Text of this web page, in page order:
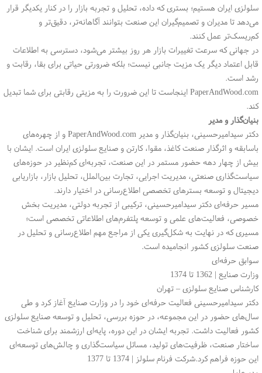
سلولزی ایران هستیم؛ بستری که داده، تحلیل و تجربه بازار را در کنار یکدیگر قرار
می‌دهد تا مدیران و تصمیم‌گیران این صنعت بتوانند آگاهانه‌تر، دقیق‌تر و
کم‌ریسک‌تر عمل کنند.
در جهانی که سرعت تغییرات بازار هر روز بیشتر می‌شود، دسترسی به اطلاعات
قابل اعتماد دیگر یک مزیت جانبی نیست؛ بلکه ضرورتی حیاتی برای بقا، رقابت و
رشد است.
PaperAndWood.com اینجاست تا این ضرورت را به مزیتی رقابتی برای شما تبدیل
کند.
بنیان‌گذار و مدیر
دکتر سیدامیرحسینی، بنیان‌گذار و مدیر PaperAndWood.com و از چهره‌های
باسابقه و اثرگذار صنعت کاغذ، مقوا، کارتن و صنایع سلولزی ایران است. ایشان با
بیش از چهار دهه حضور مستمر در این صنعت، تجربه‌ای کم‌نظیر در حوزه‌های
سیاست‌گذاری صنعتی، مدیریت اجرایی، تجارت بین‌الملل، تحلیل بازار، بازاریابی
دیجیتال و توسعه بسترهای تخصصی اطلاع‌رسانی در اختیار دارند.
مسیر حرفه‌ای دکتر سیدامیرحسینی، ترکیبی از تجربه دولتی، مدیریت بخش
خصوصی، فعالیت‌های علمی و توسعه پلتفرم‌های اطلاعاتی تخصصی است؛
مسیری که در نهایت به شکل‌گیری یکی از مراجع مهم اطلاع‌رسانی و تحلیل در
صنعت سلولزی کشور انجامیده است.
سوابق حرفه‌ای
وزارت صنایع | 1362 تا 1374
کارشناس صنایع سلولزی – تهران
دکتر سیدامیرحسینی فعالیت حرفه‌ای خود را در وزارت صنایع آغاز کرد و طی
سال‌های حضور در این مجموعه، در حوزه بررسی، تحلیل و توسعه صنایع سلولزی
کشور فعالیت داشت. تجربه ایشان در این دوره، پایه‌ای ارزشمند برای شناخت
ساختار صنعت، ظرفیت‌های تولید، مسائل سیاست‌گذاری و چالش‌های توسعه‌ای
این حوزه فراهم کرد.شرکت فرنام سلولز | 1374 تا 1377